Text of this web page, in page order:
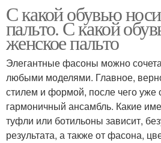
С какой обувью
пальто. С какой
женское пальто
Элегантные фасоны можно
любыми моделями. Главное,
стилем и формой, после чего уже
гармоничный ансамбль. Какие
туфли или ботильоны зависит,
результата, а также от фасона,